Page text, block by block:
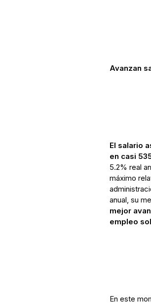
Avanzan
El salario
en casi
5.2% real
máximo
anual, su
mejor
empleo
En este